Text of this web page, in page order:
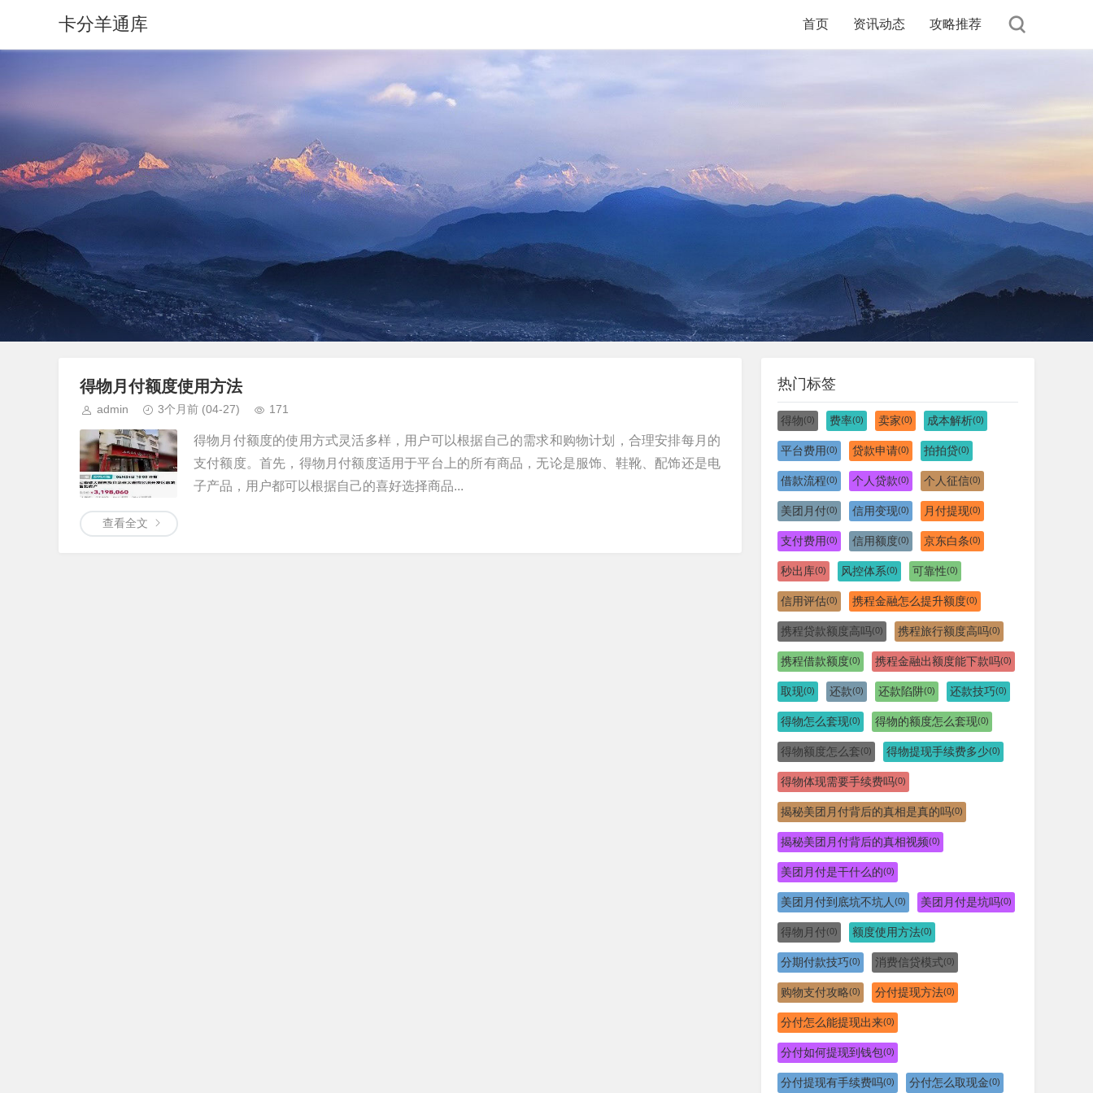
卡分羊通库 首页 资讯动态 攻略推荐
得物月付额度使用方法
admin 3个月前 (04-27) 171
得物月付额度的使用方式灵活多样，用户可以根据自己的需求和购物计划，合理安排每月的
支付额度。首先，得物月付额度适用于平台上的所有商品，无论是服饰、鞋靴、配饰还是电
子产品，用户都可以根据自己的喜好选择商品...
查看全文
热门标签
得物(0) 费率(0) 卖家(0) 成本解析(0)
平台费用(0) 贷款申请(0) 拍拍贷(0)
借款流程(0) 个人贷款(0) 个人征信(0)
美团月付(0) 信用变现(0) 月付提现(0)
支付费用(0) 信用额度(0) 京东白条(0)
秒出库(0) 风控体系(0) 可靠性(0)
信用评估(0) 携程金融怎么提升额度(0)
携程贷款额度高吗(0) 携程旅行额度高吗(0)
携程借款额度(0) 携程金融出额度能下款吗(0)
取现(0) 还款(0) 还款陷阱(0) 还款技巧(0)
得物怎么套现(0) 得物的额度怎么套现(0)
得物额度怎么套(0) 得物提现手续费多少(0)
得物体现需要手续费吗(0)
揭秘美团月付背后的真相是真的吗(0)
揭秘美团月付背后的真相视频(0)
美团月付是干什么的(0)
美团月付到底坑不坑人 (0) 美团月付是坑吗(0)
得物月付(0) 额度使用方法(0)
分期付款技巧(0) 消费信贷模式(0)
购物支付攻略(0) 分付提现方法(0)
分付怎么能提现出来(0)
分付如何提现到钱包(0)
分付提现有手续费吗(0) 分付怎么取现金(0)